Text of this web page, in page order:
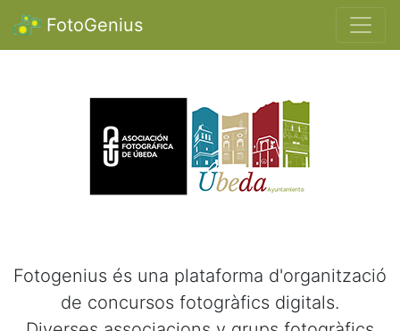
FotoGenius
Fotogenius és una plataforma d'organització
de concursos fotogràfics digitals.